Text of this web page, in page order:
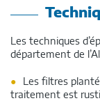
Les techniques
département de
Les filtres
traitement est